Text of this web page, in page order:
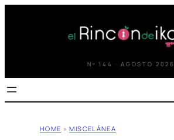
Nº 144 · AGOSTO 2026
HOME » MISCELÁNEA